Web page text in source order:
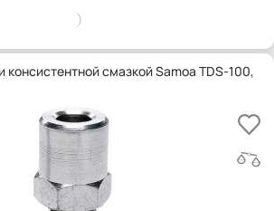
консистентной смазкой Samoa TDS-100,